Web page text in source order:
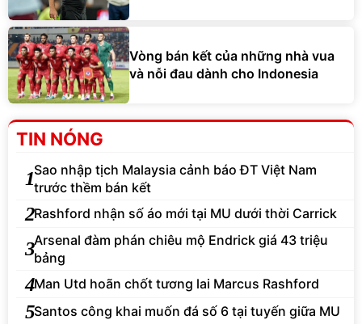
Vòng bán kết của những nhà vua
và nỗi đau dành cho Indonesia
TIN NÓNG
1Sao nhập tịch Malaysia cảnh báo ĐT Việt Nam
trước thềm bán kết
2Rashford nhận số áo mới tại MU dưới thời Carrick
3Arsenal đàm phán chiêu mộ Endrick giá 43 triệu
bảng
4Man Utd hoãn chốt tương lai Marcus Rashford
5Santos công khai muốn đá số 6 tại tuyến giữa MU